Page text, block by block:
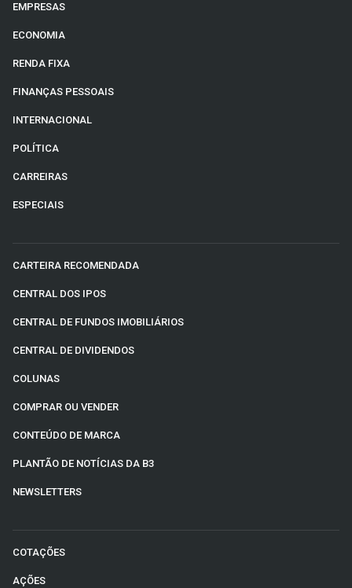
EMPRESAS
ECONOMIA
RENDA FIXA
FINANÇAS PESSOAIS
INTERNACIONAL
POLÍTICA
CARREIRAS
ESPECIAIS
CARTEIRA RECOMENDADA
CENTRAL DOS IPOS
CENTRAL DE FUNDOS IMOBILIÁRIOS
CENTRAL DE DIVIDENDOS
COLUNAS
COMPRAR OU VENDER
CONTEÚDO DE MARCA
PLANTÃO DE NOTÍCIAS DA B3
NEWSLETTERS
COTAÇÕES
AÇÕES